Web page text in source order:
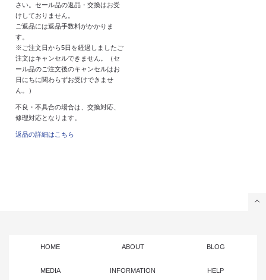
さい。セール品の返品・交換はお受
けしておりません。
ご返品には返品手数料がかかりま
す。
※ご注文日から5日を経過しましたご
注文はキャンセルできません。（セ
ール品のご注文後のキャンセルはお
日にちに関わらずお受けできませ
ん。）
不良・不具合の場合は、交換対応、
修理対応となります。
返品の詳細はこちら
HOME ABOUT BLOG
MEDIA INFORMATION HELP